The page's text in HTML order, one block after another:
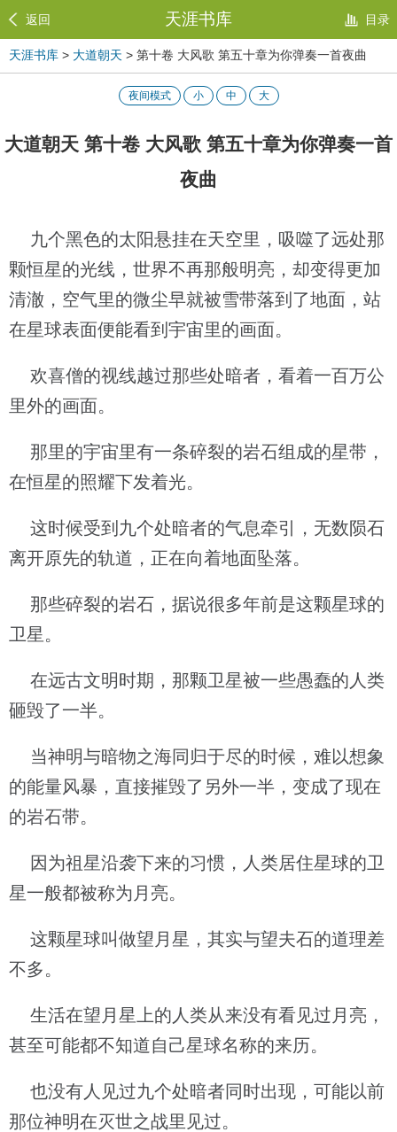
返回 天涯书库 目录
天涯书库 > 大道朝天 > 第十卷 大风歌 第五十章为你弹奏一首夜曲
夜间模式 小 中 大
大道朝天 第十卷 大风歌 第五十章为你弹奏一首
夜曲
九个黑色的太阳悬挂在天空里，吸噬了远处那
颗恒星的光线，世界不再那般明亮，却变得更加
清澈，空气里的微尘早就被雪带落到了地面，站
在星球表面便能看到宇宙里的画面。
欢喜僧的视线越过那些处暗者，看着一百万公
里外的画面。
那里的宇宙里有一条碎裂的岩石组成的星带，
在恒星的照耀下发着光。
这时候受到九个处暗者的气息牵引，无数陨石
离开原先的轨道，正在向着地面坠落。
那些碎裂的岩石，据说很多年前是这颗星球的
卫星。
在远古文明时期，那颗卫星被一些愚蠢的人类
砸毁了一半。
当神明与暗物之海同归于尽的时候，难以想象
的能量风暴，直接摧毁了另外一半，变成了现在
的岩石带。
因为祖星沿袭下来的习惯，人类居住星球的卫
星一般都被称为月亮。
这颗星球叫做望月星，其实与望夫石的道理差
不多。
生活在望月星上的人类从来没有看见过月亮，
甚至可能都不知道自己星球名称的来历。
也没有人见过九个处暗者同时出现，可能以前
那位神明在灭世之战里见过。